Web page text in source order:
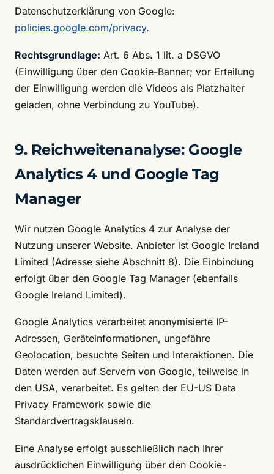
Datenschutzerklärung von Google:
policies.google.com/privacy.
Rechtsgrundlage: Art. 6 Abs. 1 lit. a DSGVO
(Einwilligung über den Cookie-Banner; vor Erteilung
der Einwilligung werden die Videos als Platzhalter
geladen, ohne Verbindung zu YouTube).
9. Reichweitenanalyse: Google
Analytics 4 und Google Tag
Manager
Wir nutzen Google Analytics 4 zur Analyse der
Nutzung unserer Website. Anbieter ist Google Ireland
Limited (Adresse siehe Abschnitt 8). Die Einbindung
erfolgt über den Google Tag Manager (ebenfalls
Google Ireland Limited).
Google Analytics verarbeitet anonymisierte IP-
Adressen, Geräteinformationen, ungefähre
Geolocation, besuchte Seiten und Interaktionen. Die
Daten werden auf Servern von Google, teilweise in
den USA, verarbeitet. Es gelten der EU-US Data
Privacy Framework sowie die
Standardvertragsklauseln.
Eine Analyse erfolgt ausschließlich nach Ihrer
ausdrücklichen Einwilligung über den Cookie-